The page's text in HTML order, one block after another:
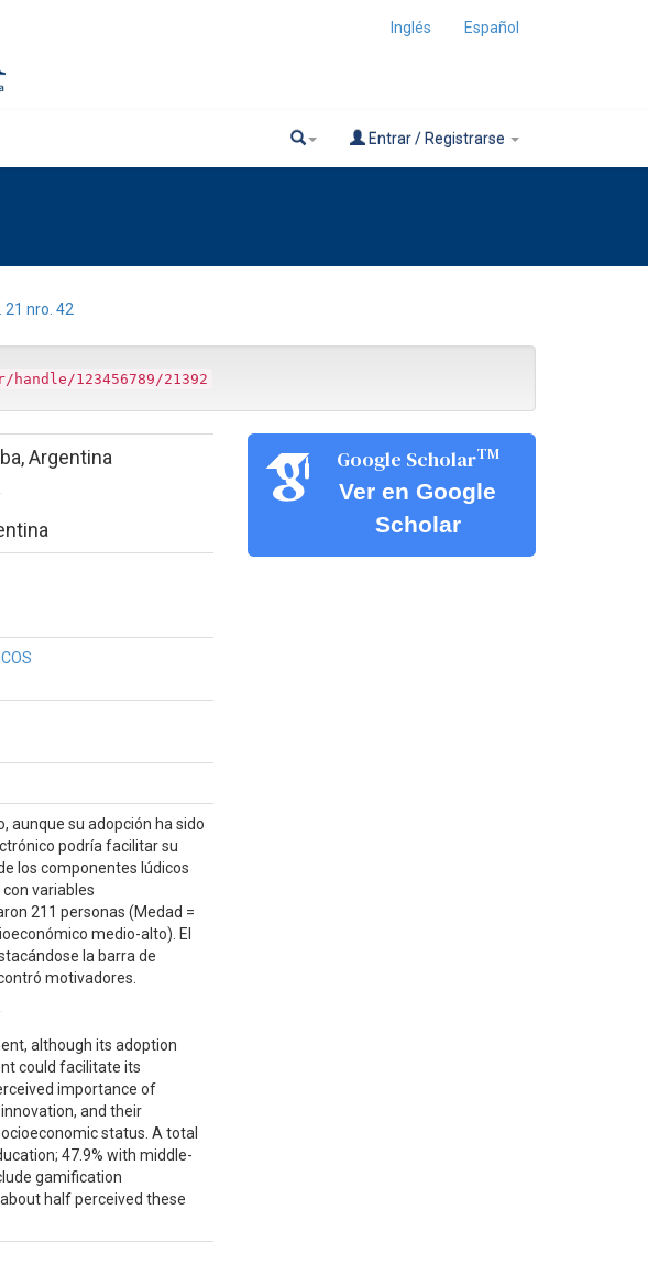
Inglés Español
Entrar / Registrarse
21 nro. 42
123456789/21392
Argentina
aunque su adopción ha sido
podría facilitar su
los componentes lúdicos
variables
211 personas (Medad =
medio-alto). El
la barra de
motivadores.
although its adoption
could facilitate its
importance of
and their
status. A total
47.9% with middle-
gamification
half perceived these
Google ScholarTM
Ver en Google
Scholar